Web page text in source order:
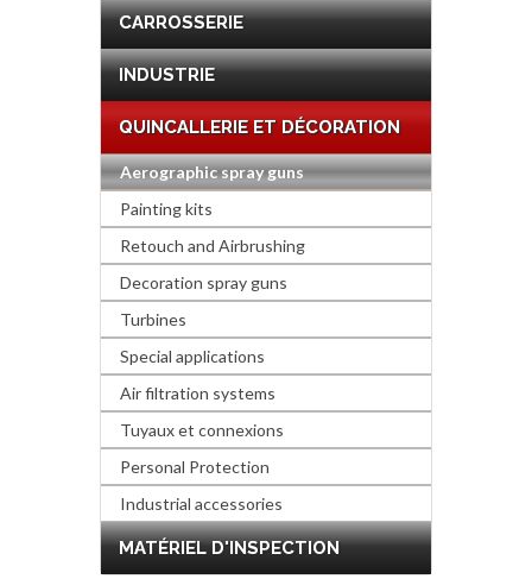
CARROSSERIE
INDUSTRIE
QUINCALLERIE ET DÉCORATION
Aerographic spray guns
Painting kits
Retouch and Airbrushing
Decoration spray guns
Turbines
Special applications
Air filtration systems
Tuyaux et connexions
Personal Protection
Industrial accessories
MATÉRIEL D'INSPECTION